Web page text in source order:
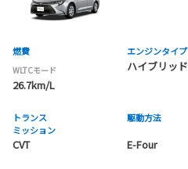
燃費
WLTCモード
26.7km/L
エンジンタイプ
ハイブリッド
トランス
ミッション
CVT
駆動方法
E-Four